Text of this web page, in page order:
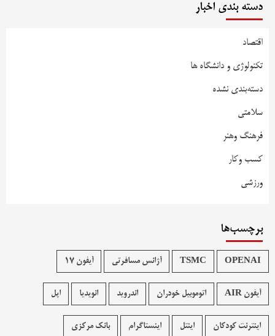
دسته بندی اخبار
اقتصاد
تکنولوژی و دانشگاه ها
دسته‌بندی نشده
سلامتی
فرهنگ وهنر
کسب وکار
ورزشی
برچسب‌ها
OPENAI
TSMC آژانس مسافرتی آیفون 17
آیفون AIR اتوموبیل خودران اندروید انویدیا اپل
اینترنت کودکان اینتل اینستاگرام بانک مرکزی